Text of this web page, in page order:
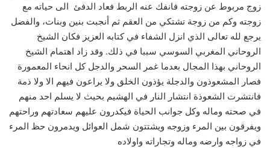
زوج مربوط عن زوجته فانفك عنه الربط فعاد الدفئ الى حياته مع
زوجته وكم من زوجة تشتكي من العقم ثم أنجبت بنين وبنات، والفضل
يرجع لله تعالى الذي انزل الشفاء في كتابه العزيز فكان الشيخ
الروحاني المغربي السوسي سببا في ذلك. وقد زاد اهتمام الشيخ
الروحاني بهذا المجال بعدما غمر السحر والدجل كل انحاء المعمورة
فصار المشعوذون والدجلة يؤذون الخلق ولا يراعون فيهم الا ولا ذمة
فانتشرت الشعوذة انتشار النار في الهشيم بحيث لا يسلم احد منهم
في صحته وماله وكل جوانب الحياة فيكدرون عليهم سعادتهم وراحتهم
ويفرقون بين المرء وزوجه ويشتتون شمل العوائل ويدمرون حظ المرء
في زواجه وارضه وماله وتجاراته واولاده